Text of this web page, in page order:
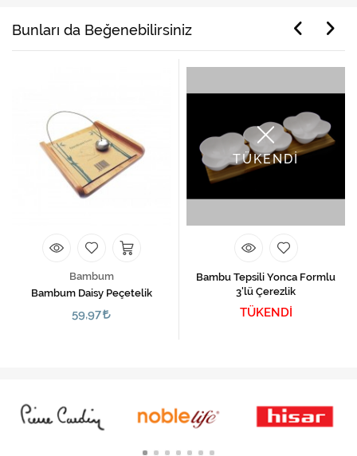
Bunları da Beğenebilirsiniz
Bambum
Bambum Daisy Peçetelik
59,97
TÜKENDİ
Bambu Tepsili Yonca Formlu
3'lü Çerezlik
TÜKENDİ